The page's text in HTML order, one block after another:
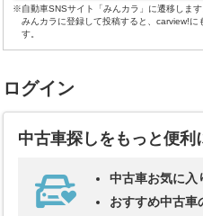
※自動車SNSサイト「みんカラ」に遷移します
みんカラに登録して投稿すると、carview!に
す。
ログイン
中古車探しをもっと便利
中古車お気に入
おすすめ中古車